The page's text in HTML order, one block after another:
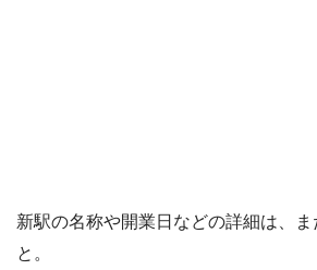
新駅の名称や開業日などの詳細は、ま
と。